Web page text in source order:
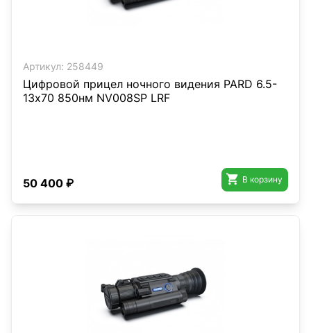
Артикул: 258449
Цифровой прицел ночного видения PARD 6.5-
13х70 850нм NV008SP LRF
50 400 ₽  В корзину